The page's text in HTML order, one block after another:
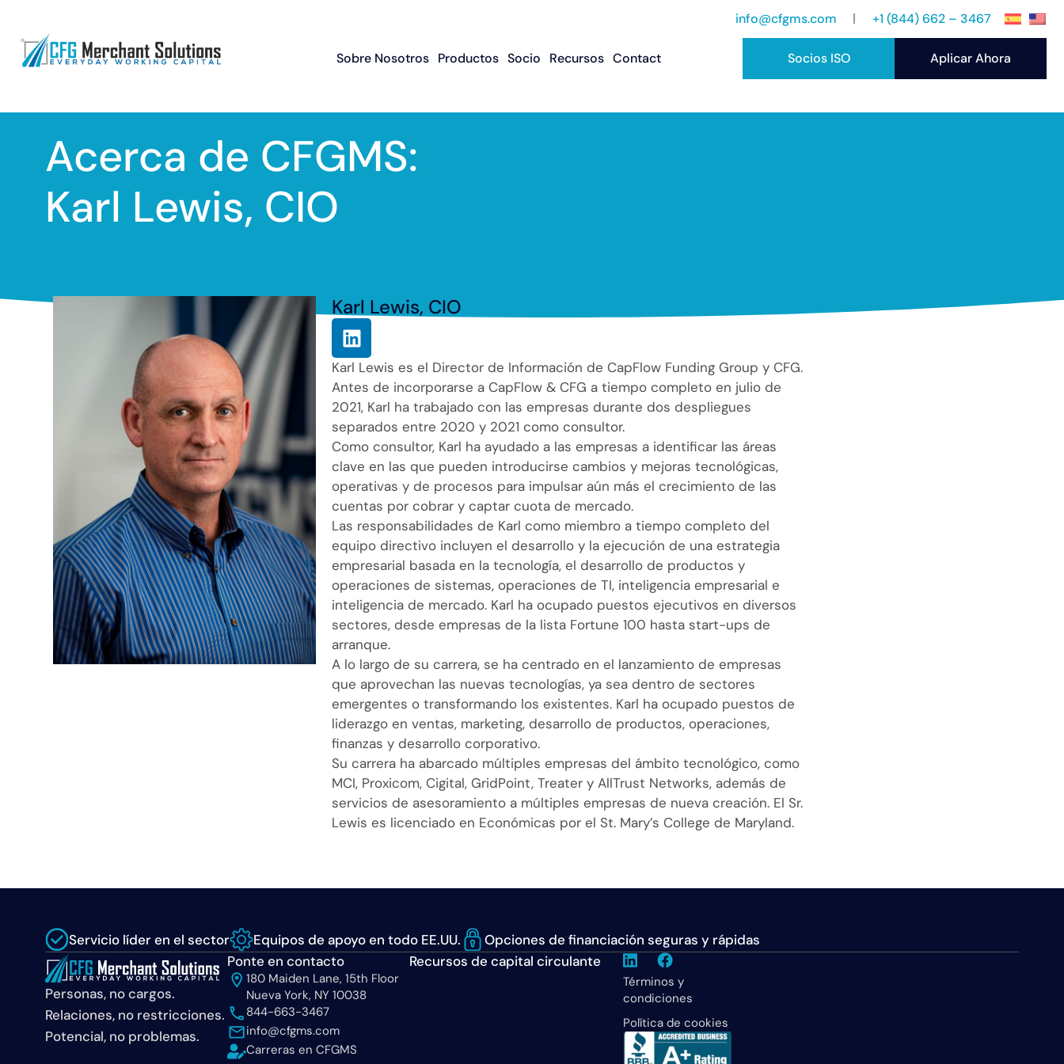
info@cfgms.com +1 (844) 662 – 3467
Sobre Nosotros Productos Socio Recursos Contact Socios ISO Aplicar Ahora
Acerca de CFGMS:
Karl Lewis, CIO
Karl Lewis, CIO
Karl Lewis es el Director de Información de CapFlow Funding Group y CFG.
Antes de incorporarse a CapFlow & CFG a tiempo completo en julio de
2021, Karl ha trabajado con las empresas durante dos despliegues
separados entre 2020 y 2021 como consultor.
Como consultor, Karl ha ayudado a las empresas a identificar las áreas
clave en las que pueden introducirse cambios y mejoras tecnológicas,
operativas y de procesos para impulsar aún más el crecimiento de las
cuentas por cobrar y captar cuota de mercado.
Las responsabilidades de Karl como miembro a tiempo completo del
equipo directivo incluyen el desarrollo y la ejecución de una estrategia
empresarial basada en la tecnología, el desarrollo de productos y
operaciones de sistemas, operaciones de TI, inteligencia empresarial e
inteligencia de mercado. Karl ha ocupado puestos ejecutivos en diversos
sectores, desde empresas de la lista Fortune 100 hasta start-ups de
arranque.
A lo largo de su carrera, se ha centrado en el lanzamiento de empresas
que aprovechan las nuevas tecnologías, ya sea dentro de sectores
emergentes o transformando los existentes. Karl ha ocupado puestos de
liderazgo en ventas, marketing, desarrollo de productos, operaciones,
finanzas y desarrollo corporativo.
Su carrera ha abarcado múltiples empresas del ámbito tecnológico, como
MCI, Proxicom, Cigital, GridPoint, Treater y AllTrust Networks, además de
servicios de asesoramiento a múltiples empresas de nueva creación. El Sr.
Lewis es licenciado en Económicas por el St. Mary’s College de Maryland.
Servicio líder en el sector Equipos de apoyo en todo EE.UU. Opciones de financiación seguras y rápidas
Personas, no cargos.
Relaciones, no restricciones.
Potencial, no problemas.
Ponte en contacto
180 Maiden Lane, 15th Floor
Nueva York, NY 10038
844-663-3467
info@cfgms.com
Carreras en CFGMS
Recursos de capital circulante
Términos y
condiciones
Política de cookies